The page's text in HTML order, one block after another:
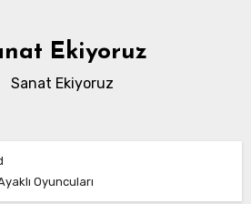
Ekiyoruz
Sanat Ekiyoruz
Oyuncuları